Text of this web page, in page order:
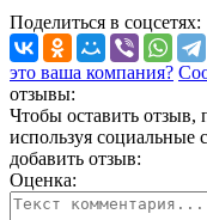
Поделиться в соцсетях:
это ваша компания?
отзывы:
Чтобы оставить отзыв,
используя социальные
добавить отзыв:
Оценка: